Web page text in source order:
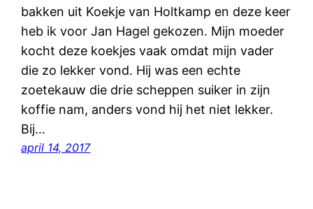
bakken uit Koekje van Holtkamp en deze keer
heb ik voor Jan Hagel gekozen. Mijn moeder
kocht deze koekjes vaak omdat mijn vader
die zo lekker vond. Hij was een echte
zoetekauw die drie scheppen suiker in zijn
koffie nam, anders vond hij het niet lekker.
Bij…
april 14, 2017